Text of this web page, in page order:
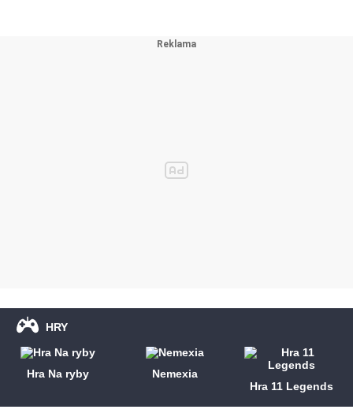
HRY
Hra Na ryby
Nemexia
Hra 11 Legends